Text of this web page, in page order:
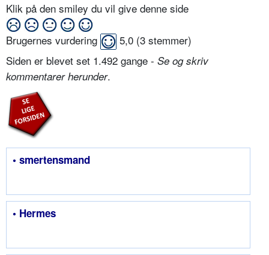
Klik på den smiley du vil give denne side
Brugernes vurdering 5,0 (3 stemmer)
Siden er blevet set 1.492 gange - Se og skriv
kommentarer herunder.
• smertensmand
• Hermes